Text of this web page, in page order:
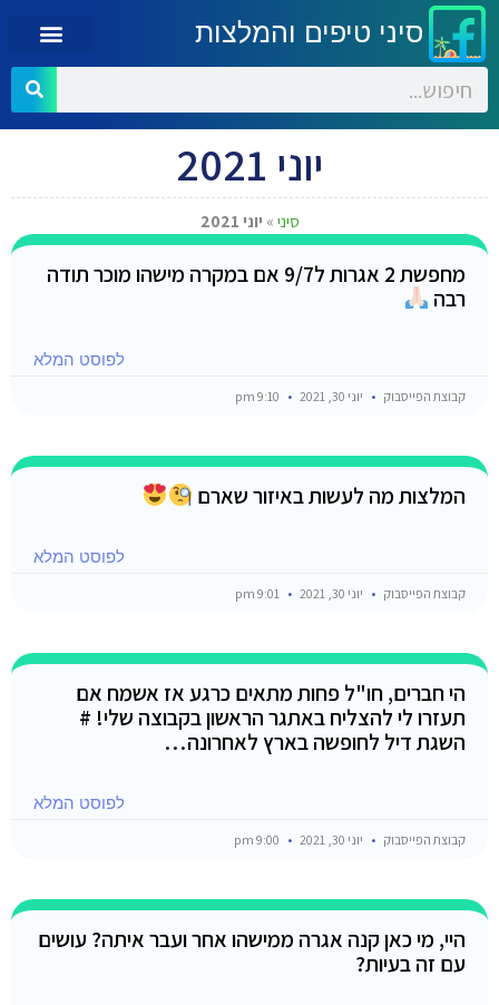
סיני טיפים והמלצות
יוני 2021
סיני » יוני 2021
מחפשת 2 אגרות ל9/7 אם במקרה מישהו מוכר תודה
רבה
לפוסט המלא
קבוצת הפייסבוק יוני 30, 2021
המלצות מה לעשות באיזור שארם
לפוסט המלא
קבוצת הפייסבוק יוני 30, 2021
הי חברים, חו"ל פחות מתאים כרגע אז אשמח אם
תעזרו לי להצליח באתגר הראשון בקבוצה שלי! #
השגת דיל לחופשה בארץ לאחרונה…
לפוסט המלא
קבוצת הפייסבוק יוני 30, 2021
היי, מי כאן קנה אגרה ממישהו אחר ועבר איתה? עושים
עם זה בעיות?